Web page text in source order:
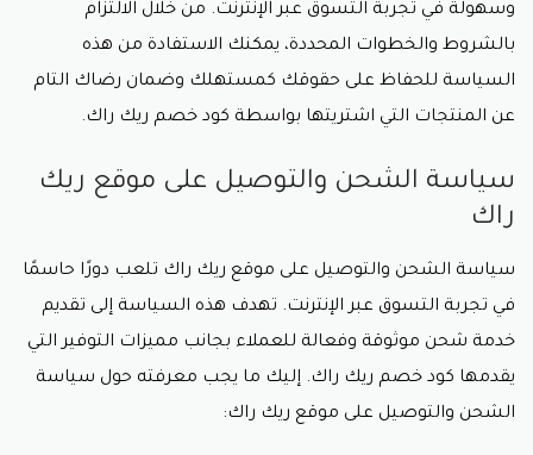
وسهولة في تجربة التسوق عبر الإنترنت. من خلال الالتزام
بالشروط والخطوات المحددة، يمكنك الاستفادة من هذه
السياسة للحفاظ على حقوقك كمستهلك وضمان رضاك التام
عن المنتجات التي اشتريتها بواسطة كود خصم ريك راك.
سياسة الشحن والتوصيل على موقع ريك
راك
سياسة الشحن والتوصيل على موقع ريك راك تلعب دورًا حاسمًا
في تجربة التسوق عبر الإنترنت. تهدف هذه السياسة إلى تقديم
خدمة شحن موثوقة وفعالة للعملاء بجانب مميزات التوفير التي
يقدمها كود خصم ريك راك. إليك ما يجب معرفته حول سياسة
الشحن والتوصيل على موقع ريك راك: